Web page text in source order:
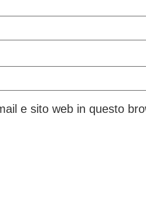
e sito web in questo